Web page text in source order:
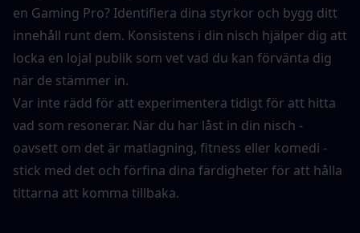
en Gaming Pro? Identifiera dina styrkor och bygg ditt
innehåll runt dem. Konsistens i din nisch hjälper dig att
locka en lojal publik som vet vad du kan förvänta dig
när de stämmer in.
Var inte rädd för att experimentera tidigt för att hitta
vad som resonerar. När du har låst in din nisch -
oavsett om det är matlagning, fitness eller komedi -
stick med det och förfina dina färdigheter för att hålla
tittarna att komma tillbaka.